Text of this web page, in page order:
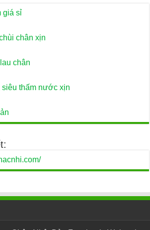
giá sỉ
chân xịn
chân
siêu thấm nước xịn